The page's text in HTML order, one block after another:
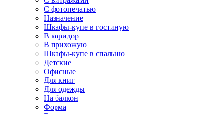
С фотопечатью
Назначение
Шкафы-купе в гостиную
В коридор
В прихожую
Шкафы-купе в спальню
Детские
Офисные
Для книг
Для одежды
На балкон
Форма